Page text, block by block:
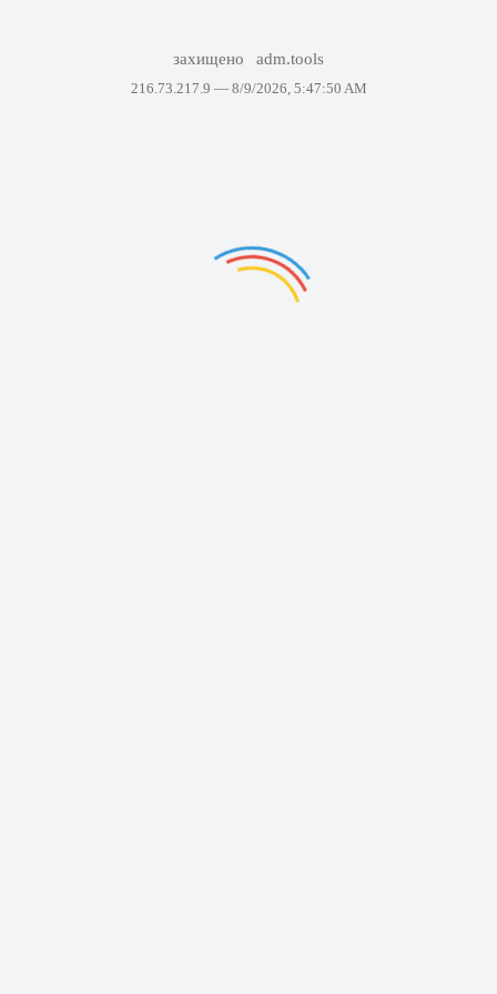
захищено adm.tools
216.73.217.9 — 8/9/2026, 5:47:50 AM